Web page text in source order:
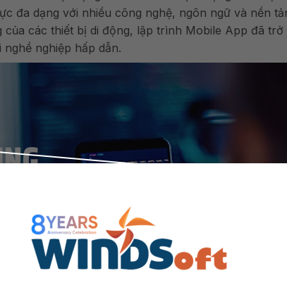
đa dạng với nhiều công nghệ, ngôn ngữ và nền
các thiết bị di động, lập trình Mobile App đã trở
nghiệp hấp dẫn.